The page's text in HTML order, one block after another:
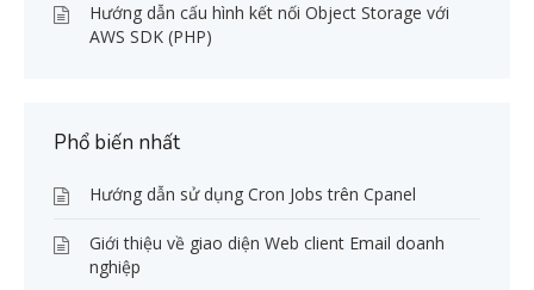
Hướng dẫn cấu hình kết nối Object Storage với
AWS SDK (PHP)
Phổ biến nhất
Hướng dẫn sử dụng Cron Jobs trên Cpanel
Giới thiệu về giao diện Web client Email doanh
nghiệp